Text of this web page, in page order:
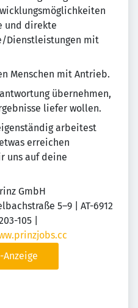
und direkte
Dienstleistungen mit
Menschen mit Antrieb.
übernehmen,
liefer wollen.
arbeitest
erreichen
uns auf deine
GmbH
5–9 | AT-6912
105 |